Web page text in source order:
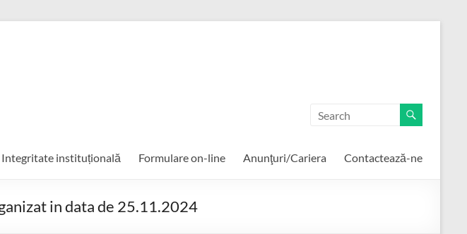
Integritate instituțională Formulare on-line Anunţuri/Cariera Contactează-ne
in data de 25.11.2024